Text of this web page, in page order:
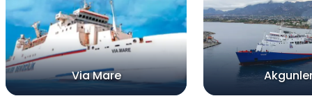
Via Mare